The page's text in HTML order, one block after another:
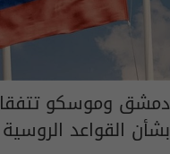
دمشق وموسكو
بشأن القواعد